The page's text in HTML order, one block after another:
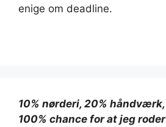
enige om deadline.
10% nørderi, 20%
100% chance for at jeg